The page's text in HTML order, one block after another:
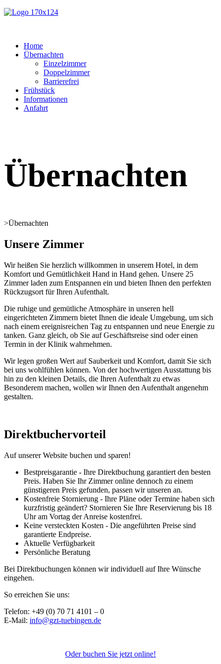
Home
Übernachten
Einzelzimmer
Doppelzimmer
Barrierefrei
Frühstück
Informationen
Anfahrt
Übernachten
>Übernachten
Unsere Zimmer
Wir heißen Sie herzlich willkommen in unserem Hotel, in dem
Komfort und Gemütlichkeit Hand in Hand gehen. Unsere 25
Zimmer laden zum Entspannen ein und bieten Ihnen den perfekten
Rückzugsort für Ihren Aufenthalt.
Die ruhige und gemütliche Atmosphäre in unseren hell
eingerichteten Zimmern bietet Ihnen die ideale Umgebung, um sich
nach einem ereignisreichen Tag zu entspannen und neue Energie zu
tanken. Ganz gleich, ob Sie auf Geschäftsreise sind oder einen
Termin in der Klinik wahrnehmen.
Wir legen großen Wert auf Sauberkeit und Komfort, damit Sie sich
bei uns wohlfühlen können. Von der hochwertigen Ausstattung bis
hin zu den kleinen Details, die Ihren Aufenthalt zu etwas
Besonderem machen, wollen wir Ihnen den Aufenthalt angenehm
gestalten.
Direktbuchervorteil
Auf unserer Website buchen und sparen!
Bestpreisgarantie - Ihre Direktbuchung garantiert den besten
Preis. Haben Sie Ihr Zimmer online dennoch zu einem
günstigeren Preis gefunden, passen wir unseren an.
Kostenfreie Stornierung - Ihre Pläne oder Termine haben sich
kurzfristig geändert? Stornieren Sie Ihre Reservierung bis 18
Uhr am Vortag der Anreise kostenfrei.
Keine versteckten Kosten - Die angeführten Preise sind
garantierte Endpreise.
Aktuelle Verfügbarkeit
Persönliche Beratung
Bei Direktbuchungen können wir individuell auf Ihre Wünsche
eingehen.
So erreichen Sie uns:
Telefon: +49 (0) 70 71 4101 – 0
E-Mail: info@gzt-tuebingen.de
Oder buchen Sie jetzt online!